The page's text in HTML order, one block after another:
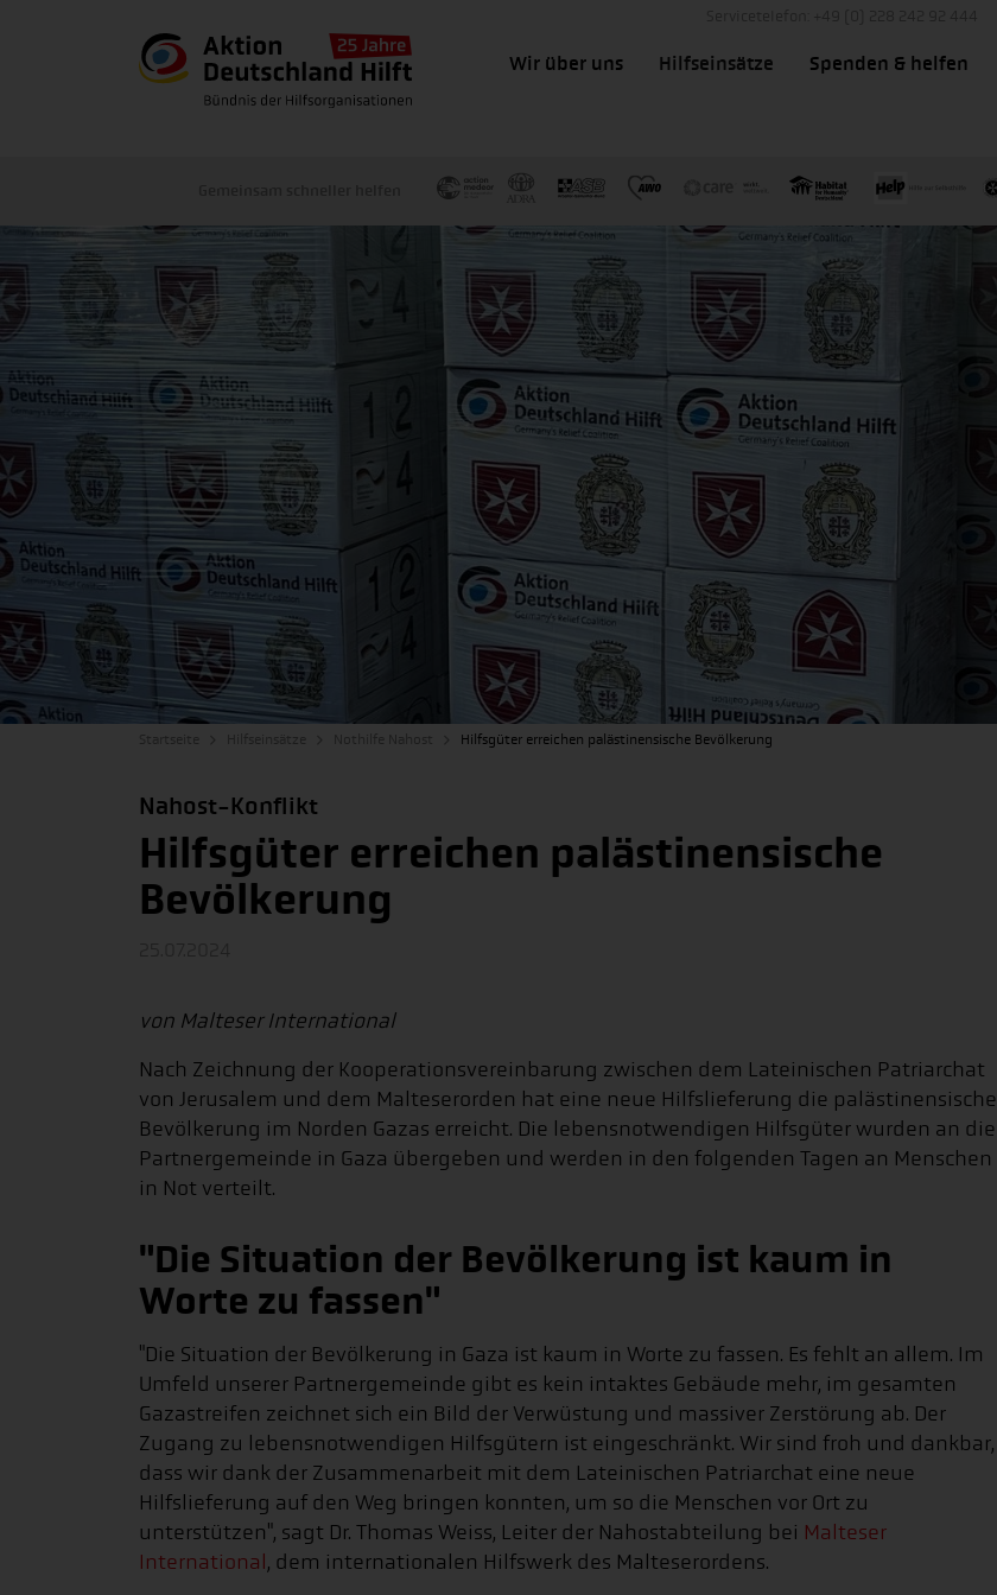
Wir über uns Hilfseinsätze Spenden & helfen
Hilfsgüter erreichen palästinensische Bevölkerung
Nahost-Konflikt
Hilfsgüter erreichen palästinensische
Bevölkerung
von Malteser International
Nach Zeichnung der Kooperationsvereinbarung zwischen dem Lateinischen Patriarchat
von Jerusalem und dem Malteserorden hat eine neue Hilfslieferung die palästinensische
Bevölkerung im Norden Gazas erreicht. Die lebensnotwendigen Hilfsgüter wurden an die
Partnergemeinde in Gaza übergeben und werden in den folgenden Tagen an Menschen
in Not verteilt.
"Die Situation der Bevölkerung ist kaum in
Worte zu fassen"
"Die Situation der Bevölkerung in Gaza ist kaum in Worte zu fassen. Es fehlt an allem. Im
Umfeld unserer Partnergemeinde gibt es kein intaktes Gebäude mehr, im gesamten
Gazastreifen zeichnet sich ein Bild der Verwüstung und massiver Zerstörung ab. Der
Zugang zu lebensnotwendigen Hilfsgütern ist eingeschränkt. Wir sind froh und dankbar,
dass wir dank der Zusammenarbeit mit dem Lateinischen Patriarchat eine neue
Hilfslieferung auf den Weg bringen konnten, um so die Menschen vor Ort zu
unterstützen", sagt Dr. Thomas Weiss, Leiter der Nahostabteilung bei Malteser
International , dem internationalen Hilfswerk des Malteserordens.